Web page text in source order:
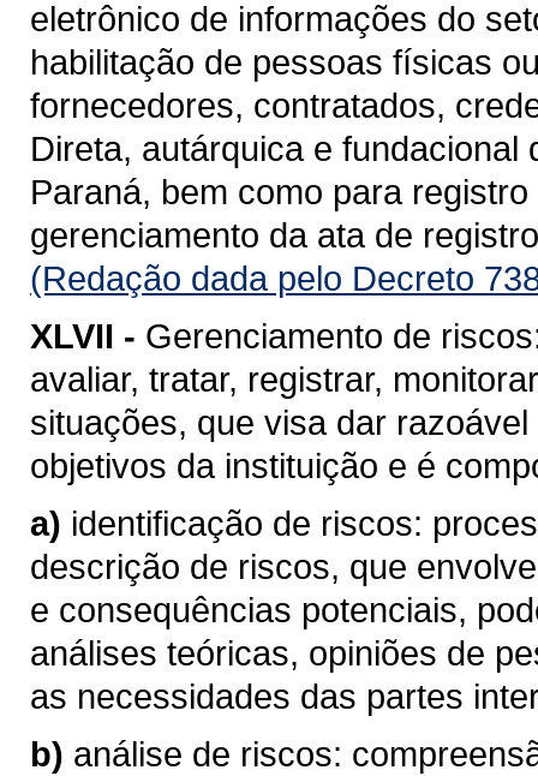
eletrônico de informações do
habilitação de pessoas físicas
fornecedores, contratados,
Direta, autárquica e
Paraná, bem como para
gerenciamento da ata de
(Redação dada pelo Decreto
XLVII - Gerenciamento de
avaliar, tratar, registrar,
situações, que visa dar
objetivos da instituição e é
a) identificação de riscos:
descrição de riscos, que
e consequências potenciais,
análises teóricas, opiniões de
as necessidades das partes
b) análise de riscos: